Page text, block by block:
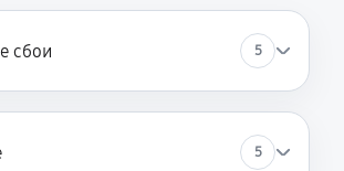
сбои 5
5